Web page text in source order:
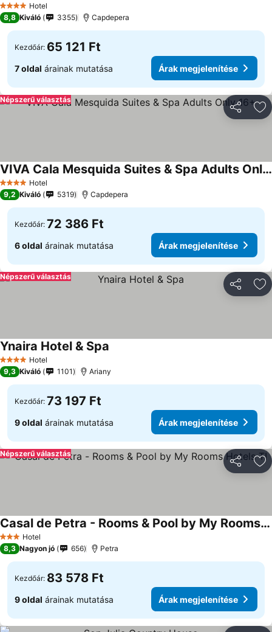
4 KategóriaHotel
8,8 Kiváló 3355 Capdepera
Kezdőár: 65 121 Ft
7 oldal árainak mutatása Árak megjelenítése
Népszerű választás
4 KategóriaHotel
VIVA Cala Mesquida Suites & Spa Adults Only 16+
9,2 Kiváló 5319 Capdepera
Kezdőár: 72 386 Ft
6 oldal árainak mutatása Árak megjelenítése
Népszerű választás
4 KategóriaHotel
Ynaira Hotel & Spa
9,3 Kiváló 1101 Ariany
Kezdőár: 73 197 Ft
9 oldal árainak mutatása Árak megjelenítése
Népszerű választás
3 Kategória
Hotel
Casal de Petra - Rooms & Pool by My Rooms Hotels TI
8,3 Nagyon jó 656 Petra
Kezdőár: 83 578 Ft
9 oldal árainak mutatása Árak megjelenítése